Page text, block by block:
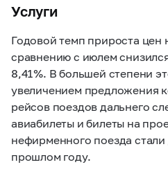
Услуги
Годовой темп прироста цен
сравнению с июлем
8,41%. В большей степени
увеличением предложения
рейсов поездов дальнего
авиабилеты и билеты на
нефирменного поезда
прошлом году.